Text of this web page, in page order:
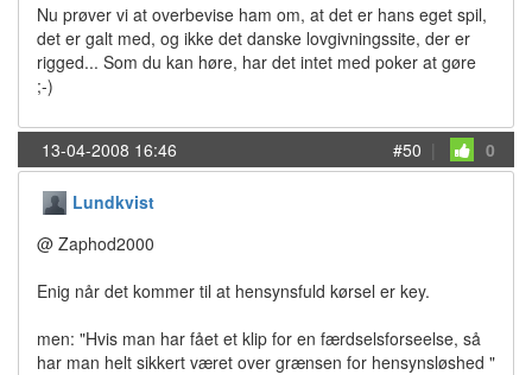
Nu prøver vi at overbevise ham om, at det er hans eget spil,
det er galt med, og ikke det danske lovgivningssite, der er
rigged... Som du kan høre, har det intet med poker at gøre
;-)
13-04-2008 16:46 #50 | 0
Lundkvist
@ Zaphod2000
Enig når det kommer til at hensynsfuld kørsel er key.
men: "Hvis man har fået et klip for en færdselsforseelse, så
har man helt sikkert været over grænsen for hensynsløshed "